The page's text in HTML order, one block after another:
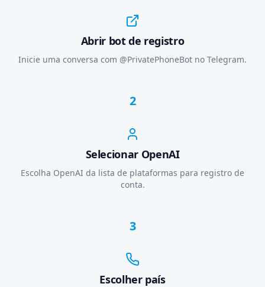
Abrir bot de registro
Inicie uma conversa com @PrivatePhoneBot no Telegram.
2
Selecionar OpenAI
Escolha OpenAI da lista de plataformas para registro de
conta.
3
Escolher país